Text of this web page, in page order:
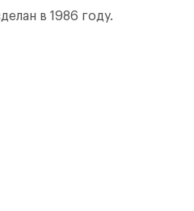
в 1986 году.